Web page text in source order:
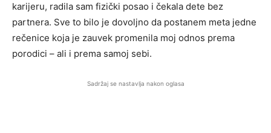
karijeru, radila sam fizički posao i čekala dete bez
partnera. Sve to bilo je dovoljno da postanem meta jedne
rečenice koja je zauvek promenila moj odnos prema
porodici – ali i prema samoj sebi.
Sadržaj se nastavlja nakon oglasa